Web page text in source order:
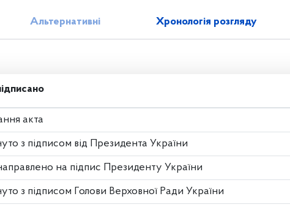
Альтернативні Хронологія розгляду
акта
з підписом від Президента України
на підпис Президенту України
з підписом Голови Верховної Ради України